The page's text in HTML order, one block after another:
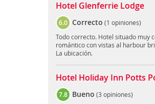
Hotel Glenferrie Lodge
6.0 Correcto (1 opiniones)
Todo correcto. Hotel situado muy
romántico con vistas al harbour
La ubicación.
Hotel Holiday Inn Potts
7.8 Bueno (3 opiniones)